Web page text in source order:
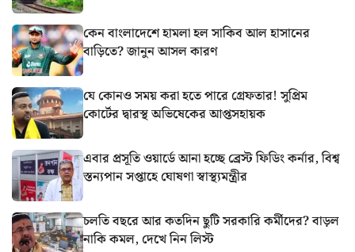
কেন বাংলাদেশে হামলা হল সাকিব আল হাসানের
বাড়িতে? জানুন আসল কারণ
যে কোনও সময় করা হতে পারে গ্রেফতার! সুপ্রিম
কোর্টের দ্বারস্থ অভিষেকের আপ্তসহায়ক
এবার প্রসূতি ওয়ার্ডে আনা হচ্ছে ব্রেস্ট ফিডিং কর্নার, বিশ্ব
স্তন্যপান সপ্তাহে ঘোষণা স্বাস্থ্যমন্ত্রীর
চলতি বছরে আর কতদিন ছুটি সরকারি কর্মীদের? বাড়ল
নাকি কমল, দেখে নিন লিস্ট